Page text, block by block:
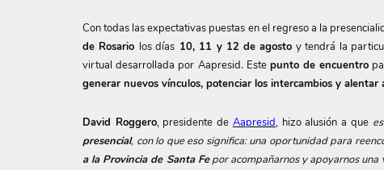
Con todas las expectativas puestas en el regreso a la
de Rosario los días 10, 11 y 12 de agosto y tendrá la
virtual desarrollada por Aapresid. Este punto de encuentro
generar nuevos vínculos, potenciar los intercambios y alentar
David Roggero, presidente de Aapresid,hizo alusión a que
presencial, con lo que eso significa: una oportunidad para
a la Provincia de Santa Fepor acompañarnos y apoyarnos una